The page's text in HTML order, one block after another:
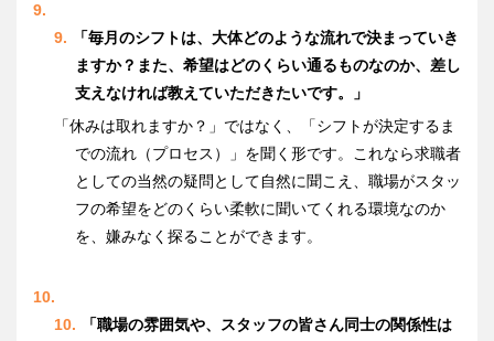
「毎月のシフトは、大体どのような流れで決まっていき
ますか？また、希望はどのくらい通るものなのか、差し
支えなければ教えていただきたいです。」
「休みは取れますか？」ではなく、「シフトが決定するま
での流れ（プロセス）」を聞く形です。これなら求職者
としての当然の疑問として自然に聞こえ、職場がスタッ
フの希望をどのくらい柔軟に聞いてくれる環境なのか
を、嫌みなく探ることができます。
「職場の雰囲気や、スタッフの皆さん同士の関係性は